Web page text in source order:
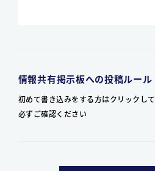
情報共有掲示板への投稿ルール
初めて書き込みをする方はクリックして
必ずご確認ください